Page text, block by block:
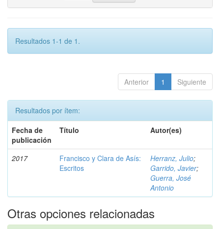
Resultados 1-1 de 1.
Anterior 1 Siguiente
Resultados por ítem:
Fecha de
publicación
Título Autor(es)
2017
Francisco y Clara de Asís:
Escritos
Herranz, Julio;
Garrido, Javier;
Guerra, José
Antonio
Otras opciones relacionadas